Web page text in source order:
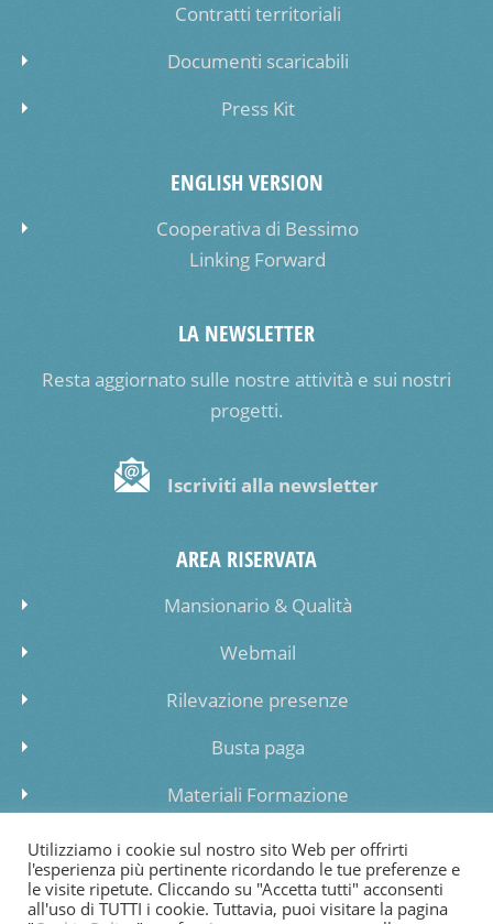
Contratti territoriali
Documenti scaricabili
Press Kit
ENGLISH VERSION
Cooperativa di Bessimo
Linking Forward
LA NEWSLETTER
Resta aggiornato sulle nostre attività e sui nostri
progetti.
Iscriviti alla newsletter
AREA RISERVATA
Mansionario & Qualità
Webmail
Rilevazione presenze
Busta paga
Materiali Formazione
Inserimento dati lista di attesa
Utilizziamo i cookie sul nostro sito Web per offrirti
l'esperienza più pertinente ricordando le tue preferenze e
le visite ripetute. Cliccando su "Accetta tutti" acconsenti
all'uso di TUTTI i cookie. Tuttavia, puoi visitare la pagina